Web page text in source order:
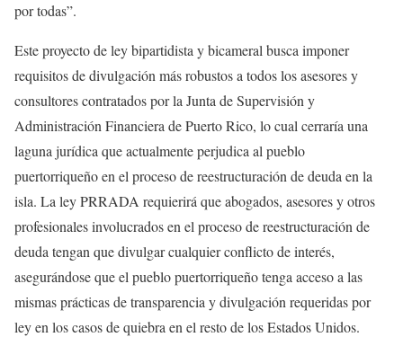
por todas”.
Este proyecto de ley bipartidista y bicameral busca imponer
requisitos de divulgación más robustos a todos los asesores y
consultores contratados por la Junta de Supervisión y
Administración Financiera de Puerto Rico, lo cual cerraría una
laguna jurídica que actualmente perjudica al pueblo
puertorriqueño en el proceso de reestructuración de deuda en la
isla. La ley PRRADA requierirá que abogados, asesores y otros
profesionales involucrados en el proceso de reestructuración de
deuda tengan que divulgar cualquier conflicto de interés,
asegurándose que el pueblo puertorriqueño tenga acceso a las
mismas prácticas de transparencia y divulgación requeridas por
ley en los casos de quiebra en el resto de los Estados Unidos.